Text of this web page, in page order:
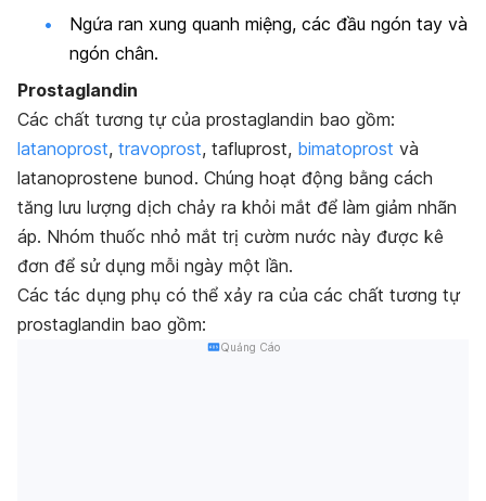
Ngứa ran xung quanh miệng, các đầu ngón tay và
ngón chân.
Prostaglandin
Các chất tương tự của prostaglandin bao gồm:
latanoprost, travoprost, tafluprost, bimatoprost và
latanoprostene bunod. Chúng hoạt động bằng cách
tăng lưu lượng dịch chảy ra khỏi mắt để làm giảm nhãn
áp. Nhóm thuốc nhỏ mắt trị cườm nước này được kê
đơn để sử dụng mỗi ngày một lần.
Các tác dụng phụ có thể xảy ra của các chất tương tự
prostaglandin bao gồm:
Quảng Cáo